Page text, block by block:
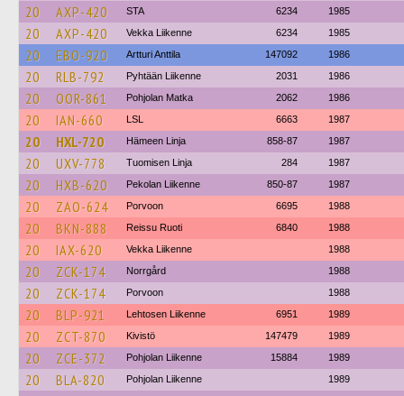
20 AXP-420 STA 6234 1985
20 AXP-420 Vekka Liikenne 6234 1985
20 EBO-920 Artturi Anttila 147092 1986
20 RLB-792 Pyhtään Liikenne 2031 1986
20 OOR-861 Pohjolan Matka 2062 1986
20 IAN-660 LSL 6663 1987
20 HXL-720 Hämeen Linja 858-87 1987
20 UXV-778 Tuomisen Linja 284 1987
20 HXB-620 Pekolan Liikenne 850-87 1987
20 ZAO-624 Porvoon 6695 1988
20 BKN-888 Reissu Ruoti 6840 1988
20 IAX-620 Vekka Liikenne 1988
20 ZCK-174 Norrgård 1988
20 ZCK-174 Porvoon 1988
20 BLP-921 Lehtosen Liikenne 6951 1989
20 ZCT-870 Kivistö 147479 1989
20 ZCE-372 Pohjolan Liikenne 15884 1989
20 BLA-820 Pohjolan Liikenne 1989